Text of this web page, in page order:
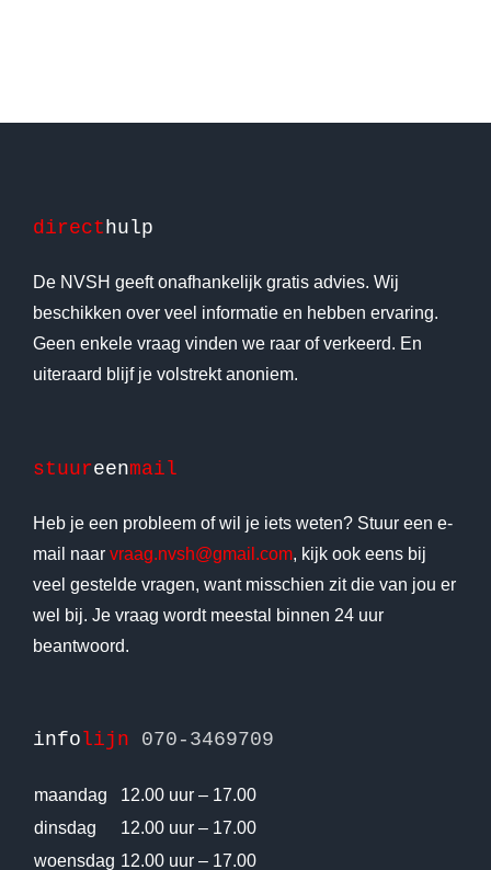
direct hulp
De NVSH geeft onafhankelijk gratis advies. Wij
beschikken over veel informatie en hebben ervaring.
Geen enkele vraag vinden we raar of verkeerd. En
uiteraard blijf je volstrekt anoniem.
stuureenmail
Heb je een probleem of wil je iets weten? Stuur een e-
mail naar vraag.nvsh@gmail.com, kijk ook eens bij
veel gestelde vragen, want misschien zit die van jou er
wel bij. Je vraag wordt meestal binnen 24 uur
beantwoord.
infolijn 070-3469709
maandag
12.00 uur – 17.00
dinsdag
12.00 uur – 17.00
woensdag 12.00 uur – 17.00